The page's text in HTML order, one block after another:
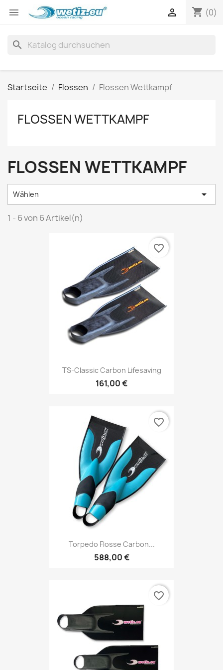
 shopping_cart (0)

search
Startseite Flossen Flossen Wettkampf
FLOSSEN WETTKAMPF
FLOSSEN WETTKAMPF
Wählen 
1 - 6 von 6 Artikel(n)
TS-Classic Carbon Lifesaving
161,00 €
favorite_border
Torpedo Flosse Carbon...
588,00 €
favorite_border
favorite_border